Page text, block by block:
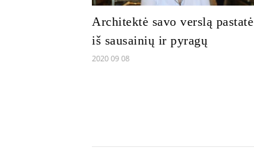
Architektė savo verslą pastatė
iš sausainių ir pyragų
2020 09 08